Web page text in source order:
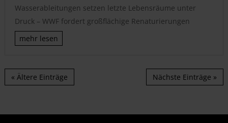
Wasserableitungen setzen letzte Lebensräume unter
Druck – WWF fordert großflächige Renaturierungen
mehr lesen
« Ältere Einträge Nächste Einträge »